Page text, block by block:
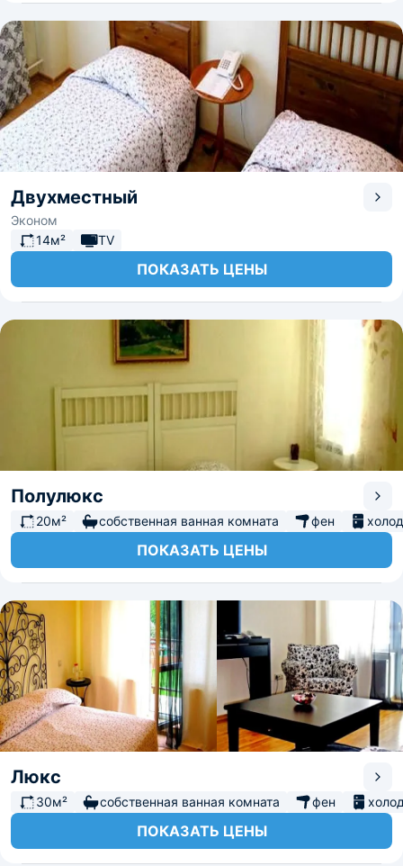
Двухместный
Эконом
14м²
TV
ПОКАЗАТЬ ЦЕНЫ
Полулюкс
20м² собственная ванная комната фен
ПОКАЗАТЬ ЦЕНЫ
Люкс
30м² собственная ванная комната фен
ПОКАЗАТЬ ЦЕНЫ